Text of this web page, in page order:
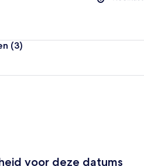
(3)
voor deze datums